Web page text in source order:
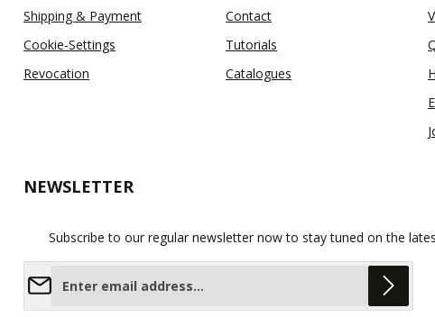
Shipping & Payment
Cookie-Settings
Revocation
Contact
Tutorials
Catalogues
NEWSLETTER
Subscribe to our regular newsletter now to stay tuned on the